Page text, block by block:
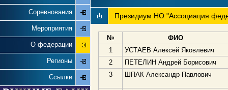
Соревнования
Мероприятия
О федерации
Регионы
Ссылки
Президиум НО "Ассоциация
№
ФИО
1
УСТАЕВ Алексей Яковлевич
2
ПЕТЕЛИН Андрей Борисович
3
ШПАК Александр Павлович